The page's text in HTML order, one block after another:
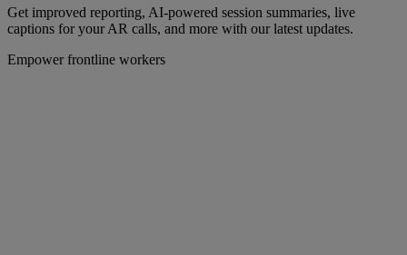
Get improved reporting, AI-powered session summaries, live
captions for your AR calls, and more with our latest updates.
Empower frontline workers